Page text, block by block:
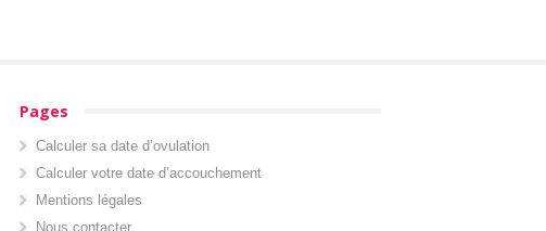
Pages
Calculer sa date d’ovulation
Calculer votre date d’accouchement
Mentions légales
Nous contacter